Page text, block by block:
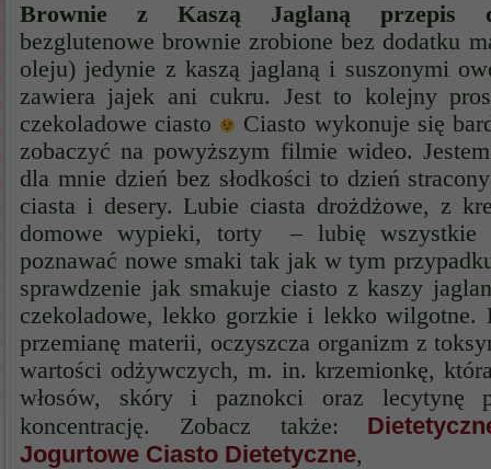
Brownie z Kaszą Jaglaną przepis
bezglutenowe brownie zrobione bez dodatku
oleju) jedynie z kaszą jaglaną i suszonymi
zawiera jajek ani cukru. Jest to kolejny
czekoladowe ciasto
Ciasto wykonuje się
zobaczyć na powyższym filmie wideo.
dla mnie dzień bez słodkości to dzień
ciasta i desery. Lubie ciasta drożdżowe, z
domowe wypieki, torty – lubię
poznawać nowe smaki tak jak w tym
sprawdzenie jak smakuje ciasto z kaszy
czekoladowe, lekko gorzkie i lekko wilgotne.
przemianę materii, oczyszcza organizm z
wartości odżywczych, m. in. krzemionkę,
włosów, skóry i paznokci oraz lecytynę
koncentrację. Zobacz także:
Jogurtowe Ciasto Dietetyczne,